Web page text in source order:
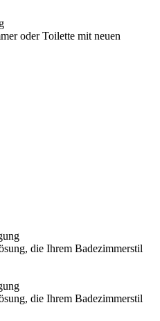
oder Toilette mit neuen
die Ihrem Badezimmerstil
die Ihrem Badezimmerstil